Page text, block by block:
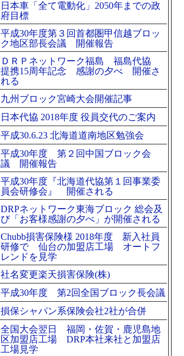
日本車「全て電動化」2050年までの政
府目標
平成30年度第３回首都圏甲信越ブロッ
ク地区部長会議 開催報告
ＤＲＰネットワーク福島 福島代協
提携15周年記念 感謝の夕べ 開催さ
れる
九州ブロック宮崎大会開催記事
日本代協 2018年度 役員交代のご案内
平成30.6.23 北海道道南地区勉強会
平成30年度 第２回中国ブロック会
議 開催報告
平成30年度『北海道代協第１回事業委
員会研修会』 開催される
DRPネットワーク東海ブロック 総会及
び「お客様感謝の夕べ」が開催される
Chubb損害保険様 2018年度 新入社員
研修で 仙台の加盟店工場 オートフ
レンドを見学
社名変更楽天損害保険(株)
平成30年度 第2回全国ブロック長会議
損保シャパン系保険会社2社が合併
全国大会翌日 福岡・佐賀・鹿児島地
区加盟店工場 DRP本社来社と加盟店
工場見学